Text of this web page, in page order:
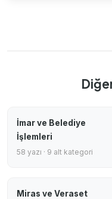
İmar ve Belediye
İşlemleri
58 yazı · 9 alt kategori
Miras ve Veraset